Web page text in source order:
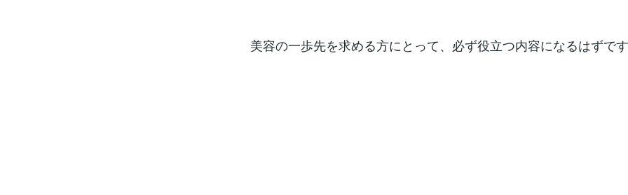
美容の一歩先を求める方にとって、必ず役立つ内容になるはずです